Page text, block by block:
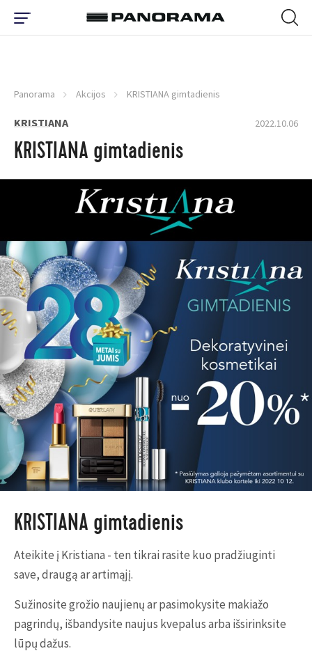
Panorama Akcijos KRISTIANA gimtadienis
KRISTIANA 2022.10.06
KRISTIANA gimtadienis
KRISTIANA gimtadienis
Ateikite į Kristiana - ten tikrai rasite kuo pradžiuginti
save, draugą ar artimąjį.
Sužinosite grožio naujienų ar pasimokysite makiažo
pagrindų, išbandysite naujus kvepalus arba išsirinksite
lūpų dažus.